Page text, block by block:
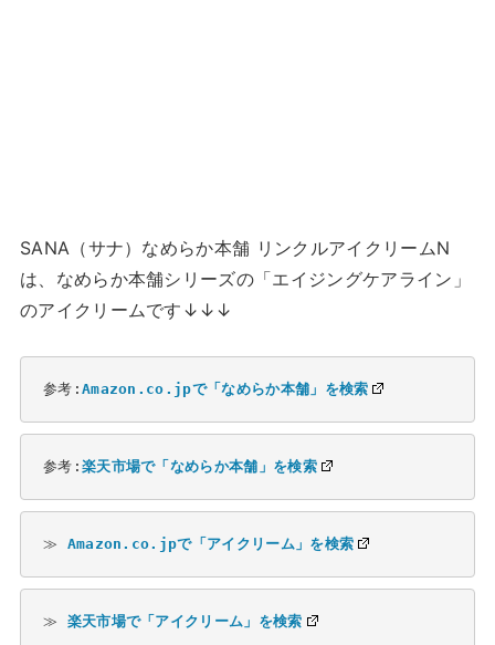
SANA（サナ）なめらか本舗 リンクルアイクリームN
は、なめらか本舗シリーズの「エイジングケアライン」
のアイクリームです↓↓↓
参考: Amazon.co.jpで「なめらか本舗」を検索
参考: 楽天市場で「なめらか本舗」を検索
≫ Amazon.co.jpで「アイクリーム」を検索
≫ 楽天市場で「アイクリーム」を検索